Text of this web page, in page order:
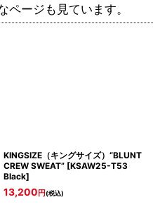
ページも見ています。
KINGSIZE（キングサイズ）“BLUNT
CREW SWEAT” [KSAW25-T53
Black]
13,200 円(税込)